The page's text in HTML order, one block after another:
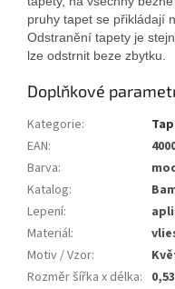
pruhy tapet se přikládají
Odstranění tapety je
lze odstrnit beze zbytku.
Doplňkové
Kategorie:
EAN:
Barva:
Katalog:
Lepení:
Materiál:
Motiv / Vzor:
Rozměr šířka x délka: